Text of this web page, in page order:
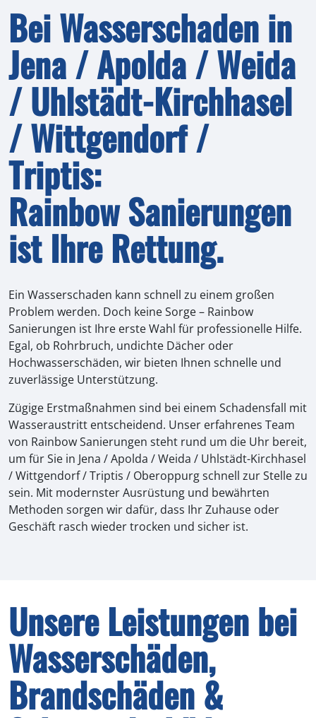
Bei Wasserschaden in
Jena / Apolda / Weida
/ Uhlstädt-Kirchhasel
/ Wittgendorf /
Triptis:
Rainbow Sanierungen
ist Ihre Rettung.
Ein Wasserschaden kann schnell zu einem großen
Problem werden. Doch keine Sorge – Rainbow
Sanierungen ist Ihre erste Wahl für professionelle Hilfe.
Egal, ob Rohrbruch, undichte Dächer oder
Hochwasserschäden, wir bieten Ihnen schnelle und
zuverlässige Unterstützung.
Zügige Erstmaßnahmen sind bei einem Schadensfall mit
Wasseraustritt entscheidend. Unser erfahrenes Team
von Rainbow Sanierungen steht rund um die Uhr bereit,
um für Sie in Jena / Apolda / Weida / Uhlstädt-Kirchhasel
/ Wittgendorf / Triptis / Oberoppurg schnell zur Stelle zu
sein. Mit modernster Ausrüstung und bewährten
Methoden sorgen wir dafür, dass Ihr Zuhause oder
Geschäft rasch wieder trocken und sicher ist.
Unsere Leistungen bei
Wasserschäden,
Brandschäden &